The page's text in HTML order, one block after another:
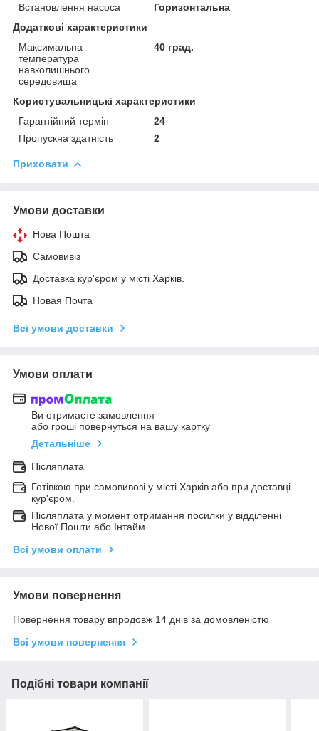
Встановлення насоса
Горизонтальна
Додаткові характеристики
Максимальна
температура
навколишнього
середовища
40 град.
Користувальницькі характеристики
Гарантійний термін
24
Пропускна здатність
2
Приховати
Умови доставки
Нова Пошта
Самовивіз
Доставка кур'єром у місті Харків.
Новая Почта
Всі умови доставки
Умови оплати
Ви отримаєте замовлення
або гроші повернуться на вашу картку
Детальніше
Післяплата
Готівкою при самовивозі у місті Харків або при доставці
кур'єром.
Післяплата у момент отримання посилки у відділенні
Нової Пошти або Інтайм.
Всі умови оплати
Умови повернення
Повернення товару впродовж 14 днів за домовленістю
Всі умови повернення
Подібні товари компанії